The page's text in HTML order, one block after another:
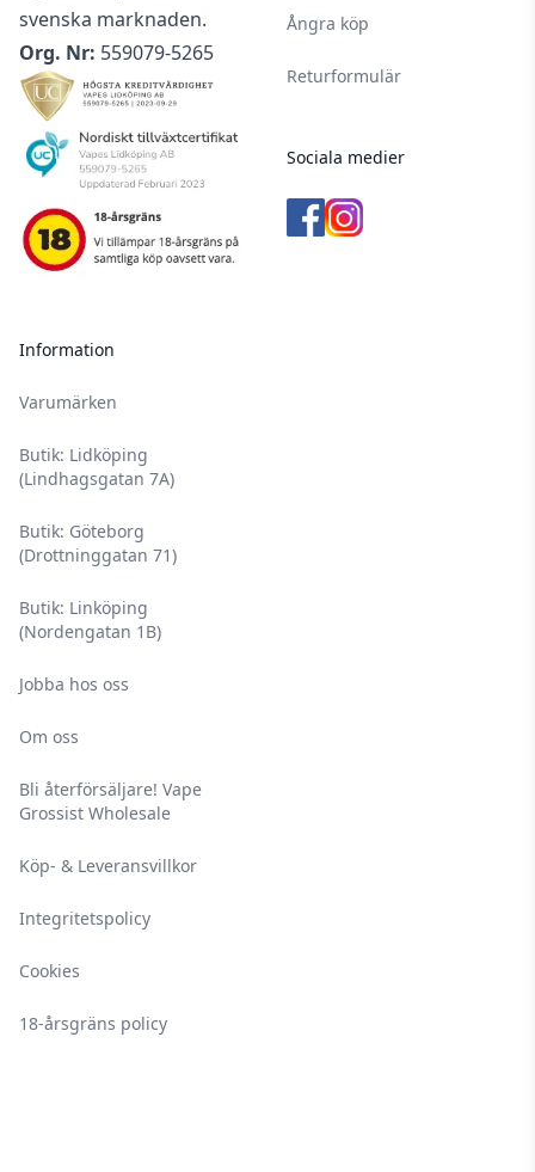
svenska marknaden.
Org. Nr: 559079-5265
Information
Varumärken
Butik: Lidköping
(Lindhagsgatan 7A)
Butik: Göteborg
(Drottninggatan 71)
Butik: Linköping
(Nordengatan 1B)
Jobba hos oss
Om oss
Bli återförsäljare! Vape
Grossist Wholesale
Köp- & Leveransvillkor
Integritetspolicy
Cookies
18-årsgräns policy
Ångra köp
Returformulär
Sociala medier